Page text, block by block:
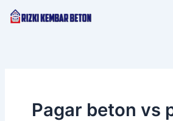
Lewati
Pagar beton vs